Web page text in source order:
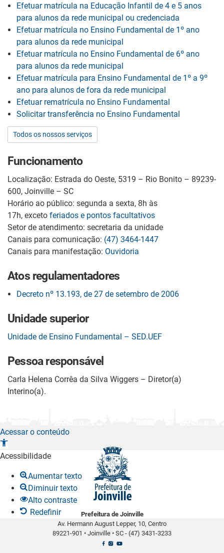
Efetuar matrícula na Educação Infantil de 4 e 5 anos
para alunos da rede municipal ou credenciada
Efetuar matrícula no Ensino Fundamental de 1º ano
para alunos da rede municipal
Efetuar matrícula no Ensino Fundamental de 6º ano
para alunos da rede municipal
Efetuar matrícula para Ensino Fundamental de 1º a 9º
ano para alunos de fora da rede municipal
Efetuar rematrícula no Ensino Fundamental
Solicitar transferência no Ensino Fundamental
Todos os nossos serviços
Funcionamento
Localização: Estrada do Oeste, 5319 – Rio Bonito – 89239-
600, Joinville – SC
Horário ao público: segunda a sexta, 8h às
17h, exceto feriados e pontos facultativos
Setor de atendimento: secretaria da unidade
Canais para comunicação: (47) 3464-1447
Canais para manifestação: Ouvidoria
Atos regulamentadores
Decreto nº 13.193, de 27 de setembro de 2006
Unidade superior
Unidade de Ensino Fundamental – SED.UEF
Pessoa responsável
Carla Helena Corrêa da Silva Wiggers – Diretor(a)
Interino(a).
Prefeitura de Joinville
Av. Hermann August Lepper, 10, Centro
89221-901 • Joinville • SC - (47) 3431-3233
Acessar o conteúdo
A
b
Acessibilidade
Aumentar texto
Diminuir texto
Alto contraste
Redefinir